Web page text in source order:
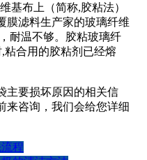
基布上（简称,胶粘法）
膜滤料生产家的玻璃纤维
耐温不够。胶粘玻璃纤
粘合用的胶粘剂已经熔
主要损坏原因的相关信
来咨询，我们会给您详细
程